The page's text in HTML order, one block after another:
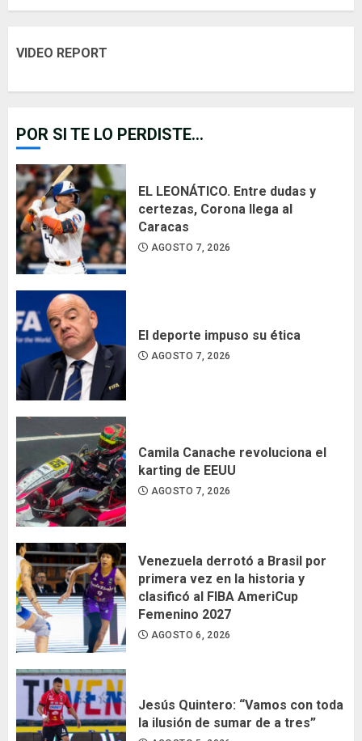
VIDEO REPORT
POR SI TE LO PERDISTE...
EL LEONÁTICO. Entre dudas y
certezas, Corona llega al
Caracas
AGOSTO 7, 2026
El deporte impuso su ética
AGOSTO 7, 2026
Camila Canache revoluciona el
karting de EEUU
AGOSTO 7, 2026
Venezuela derrotó a Brasil por
primera vez en la historia y
clasificó al FIBA AmeriCup
Femenino 2027
AGOSTO 6, 2026
Jesús Quintero: “Vamos con toda
la ilusión de sumar de a tres”